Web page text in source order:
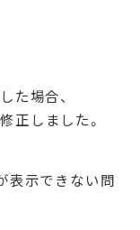
た場合、
正しました。
表示できない問